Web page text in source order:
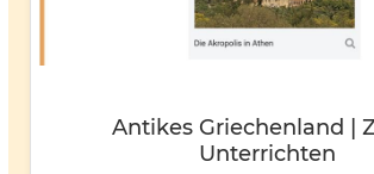
Antikes Griechenland |
Unterrichten